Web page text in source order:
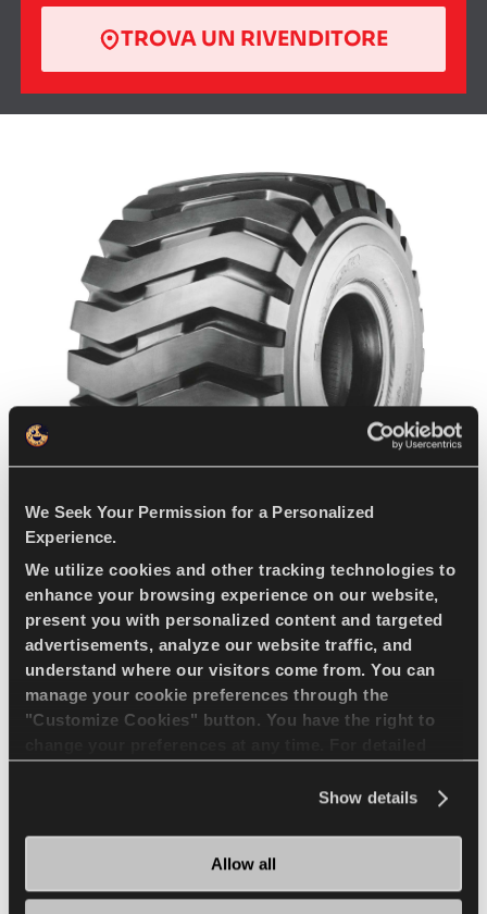
We Seek Your Permission for a Personalized
Experience.
We utilize cookies and other tracking technologies to
enhance your browsing experience on our website,
present you with personalized content and targeted
advertisements, analyze our website traffic, and
understand where our visitors come from. You can
manage your cookie preferences through the
"Customize Cookies" button. You have the right to
Show details
Allow all
TROVA UN RIVENDITORE
Lunga durata e
possibilita' di
rifacimento in extra
Grazie al disegno del battistrada di tipo
L4 é un pneumatico di lunga durata. L-4
ömürlüdür. Güçlü naylon kord gövde
yapısı, yüksek dayanıklılık, darbelere
direnç ve ekstra kaplanabilirlik sağlar.